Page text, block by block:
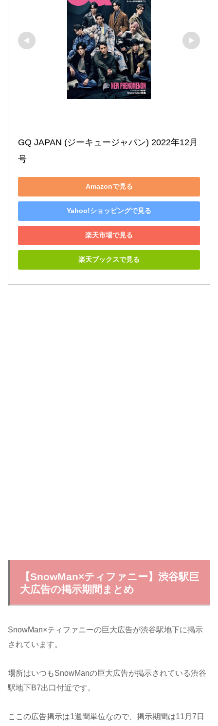
GQ JAPAN (ジーキュージャパン) 2022年12月
号
Amazonで見る
Yahoo!ショッピングで見る
楽天市場で見る
楽天ブックスで見る
【SnowMan×ティファニー】渋谷駅巨
大広告の掲示期間まとめ
SnowMan×ティファニーの巨大広告が渋谷駅地下に掲示
されています。
場所はいつもSnowManの巨大広告が掲示されている渋谷
駅地下B7出口付近です。
ここの広告掲示は1週間単位なので、掲示期間は11月7日